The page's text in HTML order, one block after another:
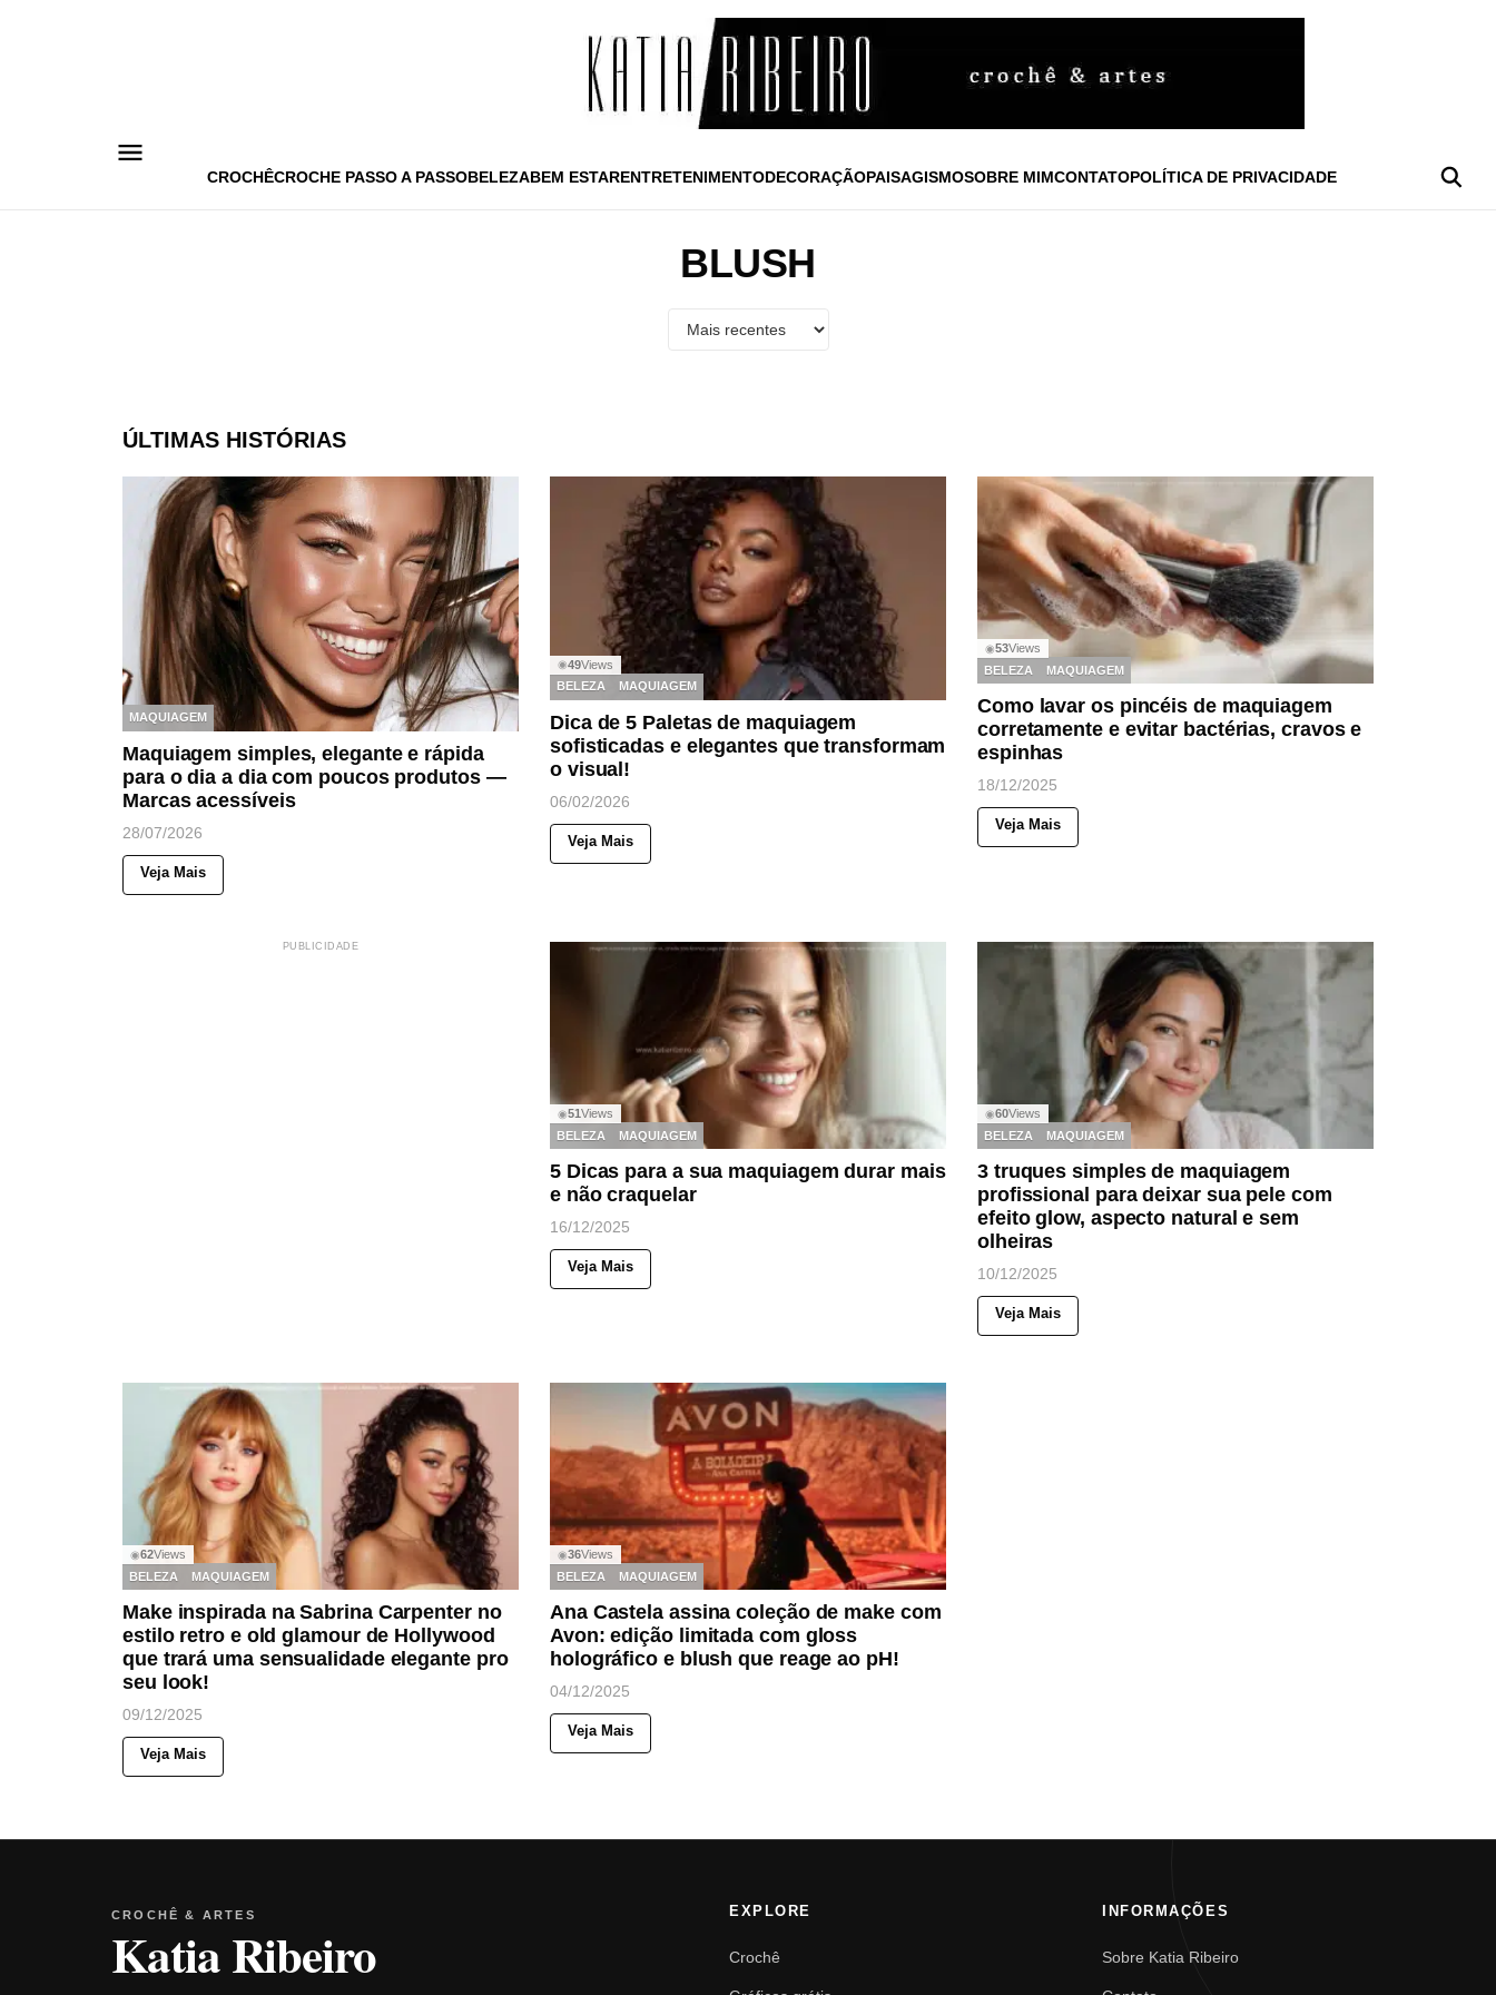
CROCHÊCROCHE PASSO A PASSOBELEZABEM ESTARENTRETENIMENTODECORAÇÃOPAISAGISMOSOBRE MIMCONTATOPOLÍTICA DE PRIVACIDADE
BLUSH
ÚLTIMAS HISTÓRIAS
MAQUIAGEM
Maquiagem simples, elegante e rápida
para o dia a dia com poucos produtos —
Marcas acessíveis
28/07/2026
Veja Mais
◉49Views
BELEZA
MAQUIAGEM
Dica de 5 Paletas de maquiagem
sofisticadas e elegantes que transformam
o visual!
06/02/2026
Veja Mais
◉53Views
BELEZA
MAQUIAGEM
Como lavar os pincéis de maquiagem
corretamente e evitar bactérias, cravos e
espinhas
18/12/2025
Veja Mais
PUBLICIDADE
◉51Views
BELEZA
MAQUIAGEM
5 Dicas para a sua maquiagem durar mais
e não craquelar
16/12/2025
Veja Mais
◉60Views
BELEZA
MAQUIAGEM
3 truques simples de maquiagem
profissional para deixar sua pele com
efeito glow, aspecto natural e sem
olheiras
10/12/2025
Veja Mais
◉62Views
BELEZA
MAQUIAGEM
Make inspirada na Sabrina Carpenter no
estilo retro e old glamour de Hollywood
que trará uma sensualidade elegante pro
seu look!
09/12/2025
Veja Mais
◉36Views
BELEZA
MAQUIAGEM
Ana Castela assina coleção de make com
Avon: edição limitada com gloss
holográfico e blush que reage ao pH!
04/12/2025
Veja Mais
CROCHÊ & ARTES
Katia Ribeiro
EXPLORE
Crochê
INFORMAÇÕES
Sobre Katia Ribeiro